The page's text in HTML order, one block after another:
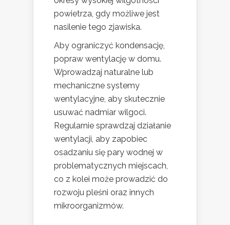
powietrza, gdy możliwe jest
nasilenie tego zjawiska.
Aby ograniczyć kondensację,
popraw wentylację w domu.
Wprowadzaj naturalne lub
mechaniczne systemy
wentylacyjne, aby skutecznie
usuwać nadmiar wilgoci.
Regularnie sprawdzaj działanie
wentylacji, aby zapobiec
osadzaniu się pary wodnej w
problematycznych miejscach,
co z kolei może prowadzić do
rozwoju pleśni oraz innych
mikroorganizmów.